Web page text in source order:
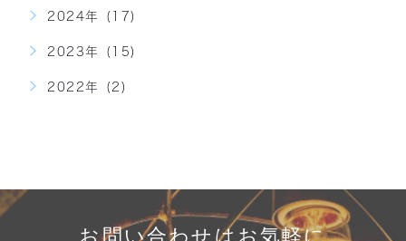
2024年 (17)
2023年 (15)
2022年 (2)
お問い合わせはお気軽に